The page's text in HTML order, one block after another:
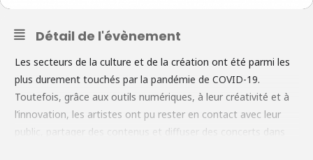
Détail de l'évènement
Les secteurs de la culture et de la création ont été parmi les
plus durement touchés par la pandémie de COVID-19.
Toutefois, grâce aux outils numériques, à leur créativité et à
l’innovation, les artistes ont pu rester en contact avec leur
public, partager des contenus et diffuser des concerts dans